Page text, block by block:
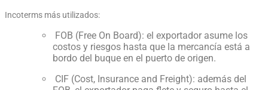
Incoterms más utilizados:
FOB (Free On Board): el exportador asume los
costos y riesgos hasta que la mercancía está a
bordo del buque en el puerto de origen.
CIF (Cost, Insurance and Freight): además del